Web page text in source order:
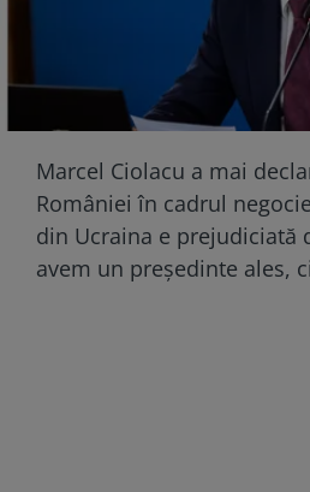
Marcel Ciolacu a mai
României în cadrul
din Ucraina e prejudiciată
avem un președinte ales,